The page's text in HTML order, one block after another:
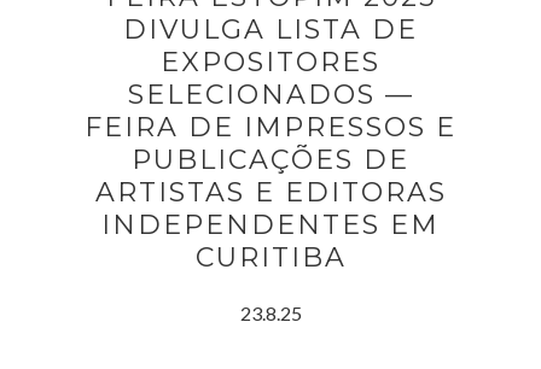
DIVULGA LISTA DE
EXPOSITORES
SELECIONADOS —
FEIRA DE IMPRESSOS E
PUBLICAÇÕES DE
ARTISTAS E EDITORAS
INDEPENDENTES EM
CURITIBA
23.8.25